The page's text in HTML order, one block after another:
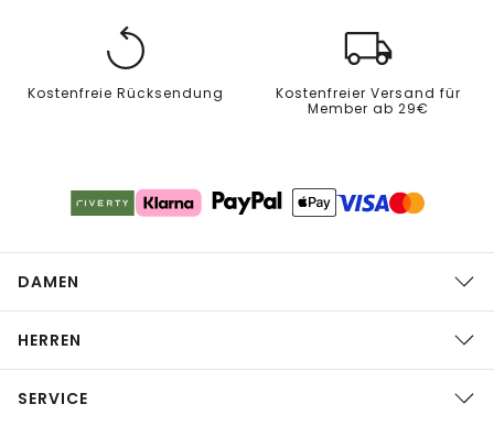
Kostenfreie Rücksendung
Kostenfreier Versand für
Member ab 29€
DAMEN
HERREN
SERVICE